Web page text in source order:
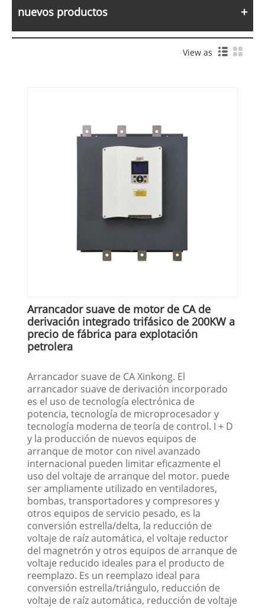
nuevos productos
View as
Arrancador suave de motor de CA de
derivación integrado trifásico de 200KW a
precio de fábrica para explotación
petrolera
Arrancador suave de CA Xinkong. El
arrancador suave de derivación incorporado
es el uso de tecnología electrónica de
potencia, tecnología de microprocesador y
tecnología moderna de teoría de control. I + D
y la producción de nuevos equipos de
arranque de motor con nivel avanzado
internacional pueden limitar eficazmente el
uso del voltaje de arranque del motor. puede
ser ampliamente utilizado en ventiladores,
bombas, transportadores y compresores y
otros equipos de servicio pesado, es la
conversión estrella/delta, la reducción de
voltaje de raíz automática, el voltaje reductor
del magnetrón y otros equipos de arranque de
voltaje reducido ideales para el producto de
reemplazo. Es un reemplazo ideal para
conversión estrella/triángulo, reducción de
voltaje de raíz automática, reducción de voltaje